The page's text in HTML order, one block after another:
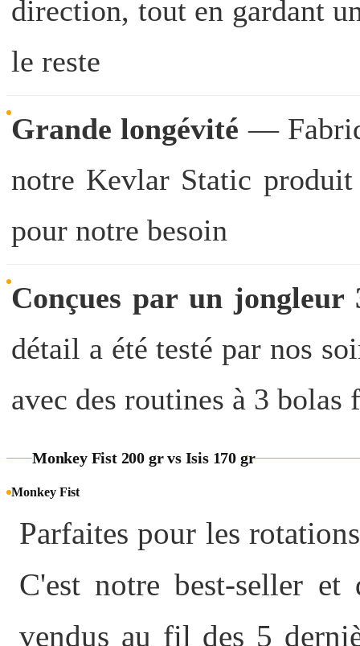
direction, tout en gardant
le reste
Grande longévité —
notre Kevlar Static produit
pour notre besoin
Conçues par un jongleur
détail a été testé par nos
avec des routines à 3 bolas
Monkey Fist 200 gr vs Isis 170 gr
Monkey Fist
Parfaites pour les
C'est notre best-seller
vendus au fil des 5